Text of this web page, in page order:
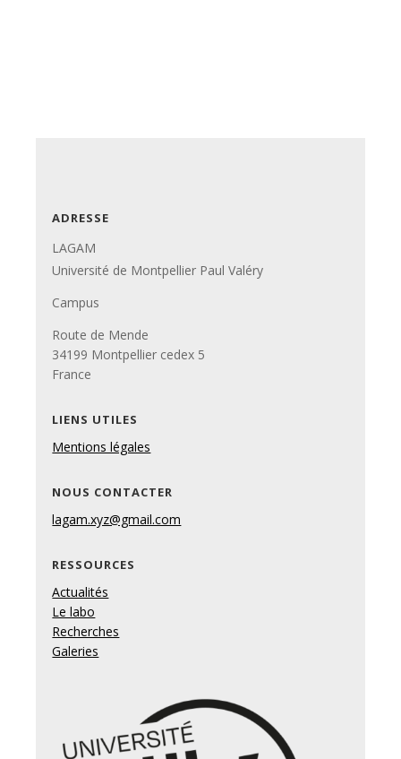
ADRESSE
LAGAM
Université de Montpellier Paul Valéry
Campus
Route de Mende
34199 Montpellier cedex 5
France
LIENS UTILES
Mentions légales
NOUS CONTACTER
lagam.xyz@gmail.com
RESSOURCES
Actualités
Le labo
Recherches
Galeries